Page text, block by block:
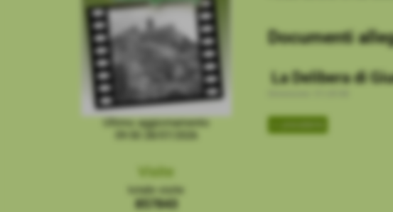
Ultimo aggiornamento
Visite
totale visite
857843
Documenti
La Delibera di